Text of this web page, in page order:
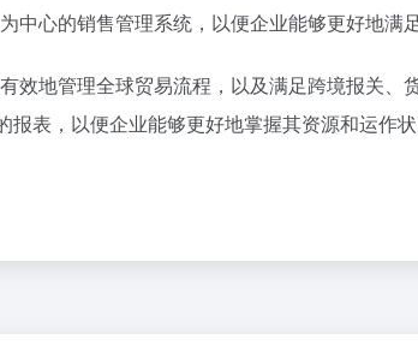
心的销售管理系统，以便企业能够更好地满足
地管理全球贸易流程，以及满足跨境报关
表，以便企业能够更好地掌握其资源和运作状